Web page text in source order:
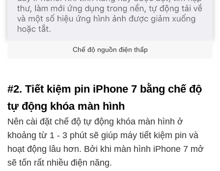
Chế độ nguồn điện thấp
#2. Tiết kiệm pin iPhone 7 bằng chế độ
tự động khóa màn hình
Nên cài đặt chế độ tự động khóa màn hình ở
khoảng từ 1 - 3 phút sẽ giúp máy tiết kiệm pin và
hoạt động lâu hơn. Bởi khi màn hình iPhone 7 mở
sẽ tốn rất nhiều điện năng.